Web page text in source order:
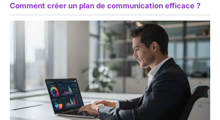
Comment créer un plan de communication efficace ?